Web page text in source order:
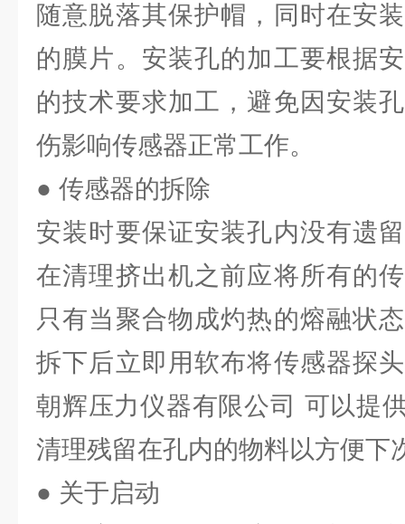
随意脱落其保护帽，同时在安
的膜片。安装孔的加工要根据
的技术要求加工，避免因安装
伤影响传感器正常工作。
● 传感器的拆除
安装时要保证安装孔内没有遗
在清理挤出机之前应将所有的
只有当聚合物成灼热的熔融状
拆下后立即用软布将传感器探
朝辉压力仪器有限公司 可以提
清理残留在孔内的物料以方便下
● 关于启动